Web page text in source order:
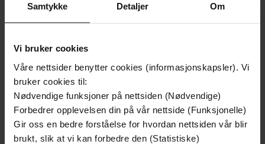
Samtykke Detaljer Om
Vi bruker cookies
Våre nettsider benytter cookies (informasjonskapsler). Vi
bruker cookies til:
Nødvendige funksjoner på nettsiden (Nødvendige)
Forbedrer opplevelsen din på vår nettside (Funksjonelle)
Gir oss en bedre forståelse for hvordan nettsiden vår blir
brukt, slik at vi kan forbedre den (Statistiske)
Minnesota
Jo Nesbø
Døde sjeler synger ikke
Jussi Adler-Olsen
Forfattere Neige Sinno(forfatter),Egil Halmøy
(oversetter),Ingeborg Sundrehagen
Raustøl(innleser)